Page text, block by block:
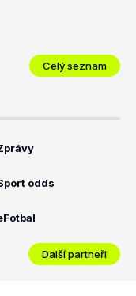
Celý seznam
odds
Další partneři